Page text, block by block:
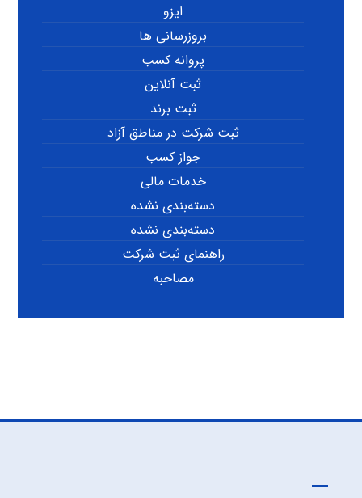
ایزو
بروزرسانی ها
پروانه کسب
ثبت آنلاین
ثبت برند
ثبت شرکت در مناطق آزاد
جواز کسب
خدمات مالی
دسته‌بندی نشده
دسته‌بندی نشده
راهنمای ثبت شرکت
مصاحبه